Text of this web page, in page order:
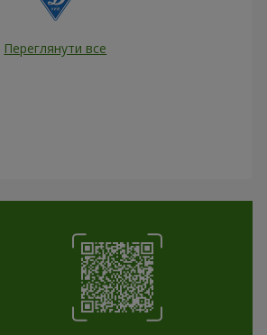
Переглянути все